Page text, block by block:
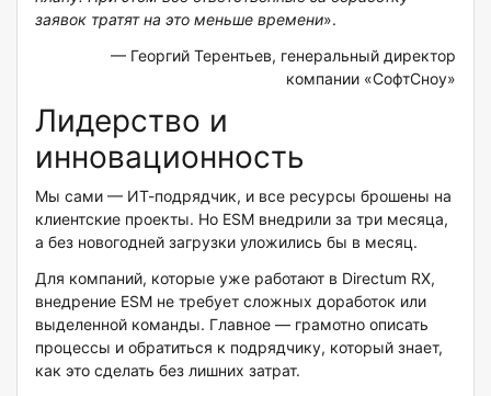
заявок тратят на это меньше времени».
— Георгий Терентьев, генеральный директор
компании «СофтСноу»
Лидерство и
инновационность
Мы сами — ИТ-подрядчик, и все ресурсы брошены на
клиентские проекты. Но ESM внедрили за три месяца,
а без новогодней загрузки уложились бы в месяц.
Для компаний, которые уже работают в Directum RX,
внедрение ESM не требует сложных доработок или
выделенной команды. Главное — грамотно описать
процессы и обратиться к подрядчику, который знает,
как это сделать без лишних затрат.